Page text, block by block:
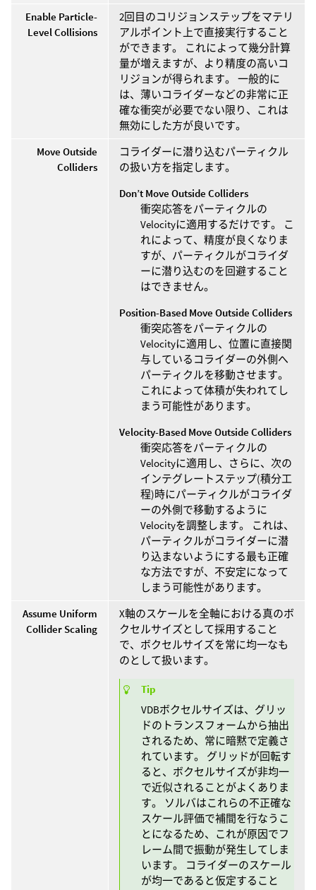
Enable Particle-
Level Collisions
2回目のコリジョンステップをマテリ
アルポイント上で直接実行すること
ができます。 これによって幾分計算
量が増えますが、より精度の高いコ
リジョンが得られます。 一般的に
は、薄いコライダーなどの非常に正
確な衝突が必要でない限り、これは
無効にした方が良いです。
Move Outside
Colliders
コライダーに潜り込むパーティクル
の扱い方を指定します。
Don’t Move Outside Colliders
衝突応答をパーティクルの
Velocityに適用するだけです。 こ
れによって、精度が良くなりま
すが、パーティクルがコライダ
ーに潜り込むのを回避すること
はできません。
Position-Based Move Outside Colliders
衝突応答をパーティクルの
Velocityに適用し、位置に直接関
与しているコライダーの外側へ
パーティクルを移動させます。
これによって体積が失われてし
まう可能性があります。
Velocity-Based Move Outside Colliders
衝突応答をパーティクルの
Velocityに適用し、さらに、次の
インテグレートステップ(積分工
程)時にパーティクルがコライダ
ーの外側で移動するように
Velocityを調整します。 これは、
パーティクルがコライダーに潜
り込まないようにする最も正確
な方法ですが、不安定になって
しまう可能性があります。
Assume Uniform
Collider Scaling
X軸のスケールを全軸における真のボ
クセルサイズとして採用すること
で、ボクセルサイズを常に均一なも
のとして扱います。
Tip
VDBボクセルサイズは、グリッ
ドのトランスフォームから抽出
されるため、常に暗黙で定義さ
れています。 グリッドが回転す
ると、ボクセルサイズが非均一
で近似されることがよくありま
す。 ソルバはこれらの不正確な
スケール評価で補間を行なうこ
とになるため、これが原因でフ
レーム間で振動が発生してしま
います。 コライダーのスケール
が均一であると仮定すること